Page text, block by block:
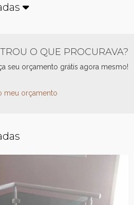
O QUE PROCURAVA?
seu orçamento grátis agora mesmo!
meu orçamento